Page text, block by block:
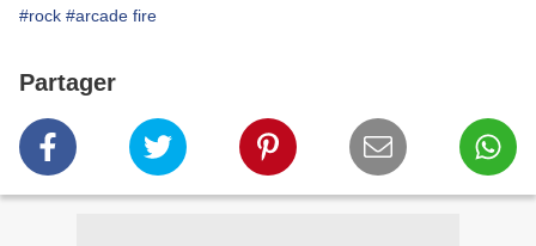
#rock #arcade fire
Partager